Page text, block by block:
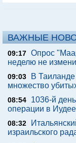
ВАЖНЫЕ
09:17 Опрос
неделю не
09:03
В Таиланде
множество
08:54
1036-й
операции в
08:32
израильского